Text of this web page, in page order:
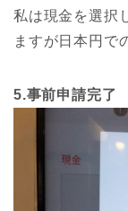
私は現金を選択
ますが日本円で
5.事前申請完了